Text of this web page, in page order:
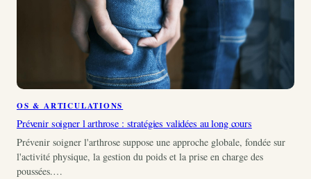
OS & ARTICULATIONS
Prévenir soigner l arthrose : stratégies validées au long cours
Prévenir soigner l'arthrose suppose une approche globale, fondée sur
l'activité physique, la gestion du poids et la prise en charge des
poussées.…